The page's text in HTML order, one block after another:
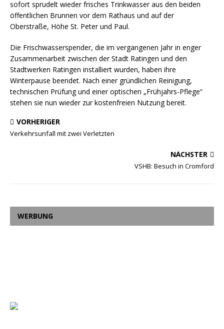
sofort sprudelt wieder frisches Trinkwasser aus den beiden
öffentlichen Brunnen vor dem Rathaus und auf der
Oberstraße, Höhe St. Peter und Paul.
Die Frischwasserspender, die im vergangenen Jahr in enger
Zusammenarbeit zwischen der Stadt Ratingen und den
Stadtwerken Ratingen installiert wurden, haben ihre
Winterpause beendet. Nach einer gründlichen Reinigung,
technischen Prüfung und einer optischen „Frühjahrs-Pflege“
stehen sie nun wieder zur kostenfreien Nutzung bereit.
VORHERIGER
Verkehrsunfall mit zwei Verletzten
NÄCHSTER
VSHB: Besuch in Cromford
WERBUNG